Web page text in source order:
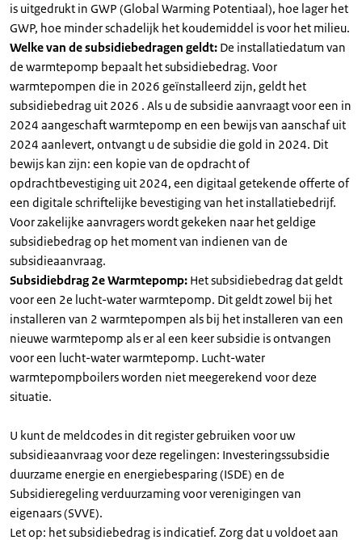
is uitgedrukt in GWP (Global Warming Potentiaal), hoe lager het
GWP, hoe minder schadelijk het koudemiddel is voor het milieu.
Welke van de subsidiebedragen geldt: De installatiedatum van
de warmtepomp bepaalt het subsidiebedrag. Voor
warmtepompen die in 2026 geïnstalleerd zijn, geldt het
subsidiebedrag uit 2026 . Als u de subsidie aanvraagt voor een in
2024 aangeschaft warmtepomp en een bewijs van aanschaf uit
2024 aanlevert, ontvangt u de subsidie die gold in 2024. Dit
bewijs kan zijn: een kopie van de opdracht of
opdrachtbevestiging uit 2024, een digitaal getekende offerte of
een digitale schriftelijke bevestiging van het installatiebedrijf.
Voor zakelijke aanvragers wordt gekeken naar het geldige
subsidiebedrag op het moment van indienen van de
subsidieaanvraag.
Subsidiebdrag 2e Warmtepomp: Het subsidiebedrag dat geldt
voor een 2e lucht-water warmtepomp. Dit geldt zowel bij het
installeren van 2 warmtepompen als bij het installeren van een
nieuwe warmtepomp als er al een keer subsidie is ontvangen
voor een lucht-water warmtepomp. Lucht-water
warmtepompboilers worden niet meegerekend voor deze
situatie.
U kunt de meldcodes in dit register gebruiken voor uw
subsidieaanvraag voor deze regelingen: Investeringssubsidie
duurzame energie en energiebesparing (ISDE) en de
Subsidieregeling verduurzaming voor verenigingen van
eigenaars (SVVE).
Let op: het subsidiebedrag is indicatief. Zorg dat u voldoet aan